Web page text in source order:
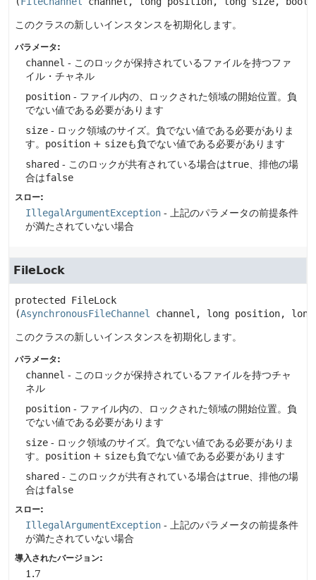
このクラスの新しいインスタンスを初期化します。
パラメータ:
channel - このロックが保持されているファイルを持つファ
イル・チャネル
position - ファイル内の、ロックされた領域の開始位置。負
でない値である必要があります
size - ロック領域のサイズ。負でない値である必要がありま
す。 position + sizeも負でない値である必要があります
shared - このロックが共有されている場合はtrue 、排他の場
合はfalse
スロー:
IllegalArgumentException - 上記のパラメータの前提条件
が満たされていない場合
FileLock
protected
FileLock
(AsynchronousFileChannel channel, long position, long
このクラスの新しいインスタンスを初期化します。
パラメータ:
channel - このロックが保持されているファイルを持つチャ
ネル
position - ファイル内の、ロックされた領域の開始位置。負
でない値である必要があります
size - ロック領域のサイズ。負でない値である必要がありま
す。 position + sizeも負でない値である必要があります
shared - このロックが共有されている場合はtrue 、排他の場
合はfalse
スロー:
IllegalArgumentException - 上記のパラメータの前提条件
が満たされていない場合
導入されたバージョン:
1.7